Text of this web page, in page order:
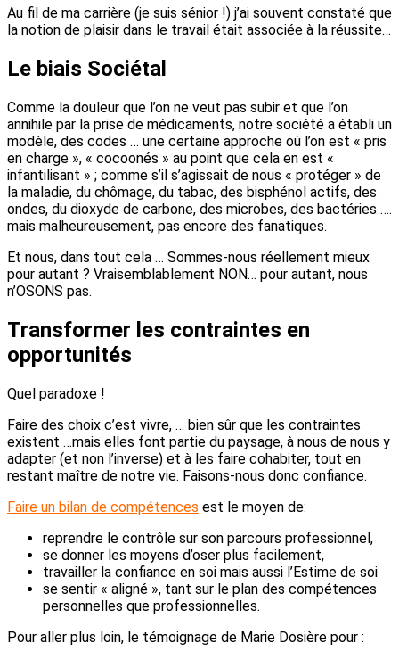
Au fil de ma carrière (je suis sénior !) j’ai souvent constaté que
la notion de plaisir dans le travail était associée à la réussite…
Le biais Sociétal
Comme la douleur que l’on ne veut pas subir et que l’on
annihile par la prise de médicaments, notre société a établi un
modèle, des codes … une certaine approche où l’on est « pris
en charge », « cocoonés » au point que cela en est «
infantilisant » ; comme s’il s’agissait de nous « protéger » de
la maladie, du chômage, du tabac, des bisphénol actifs, des
ondes, du dioxyde de carbone, des microbes, des bactéries ….
mais malheureusement, pas encore des fanatiques.
Et nous, dans tout cela … Sommes-nous réellement mieux
pour autant ? Vraisemblablement NON… pour autant, nous
n’OSONS pas.
Transformer les contraintes en
opportunités
Quel paradoxe !
Faire des choix c’est vivre, … bien sûr que les contraintes
existent …mais elles font partie du paysage, à nous de nous y
adapter (et non l’inverse) et à les faire cohabiter, tout en
restant maître de notre vie. Faisons-nous donc confiance.
Faire un bilan de compétences est le moyen de:
reprendre le contrôle sur son parcours professionnel,
se donner les moyens d’oser plus facilement,
travailler la confiance en soi mais aussi l’Estime de soi
se sentir « aligné », tant sur le plan des compétences
personnelles que professionnelles.
Pour aller plus loin, le témoignage de Marie Dosière pour :